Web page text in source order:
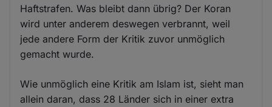
Haftstrafen. Was bleibt dann übrig? Der Koran
wird unter anderem deswegen verbrannt, weil
jede andere Form der Kritik zuvor unmöglich
gemacht wurde.
Wie unmöglich eine Kritik am Islam ist, sieht man
allein daran, dass 28 Länder sich in einer extra